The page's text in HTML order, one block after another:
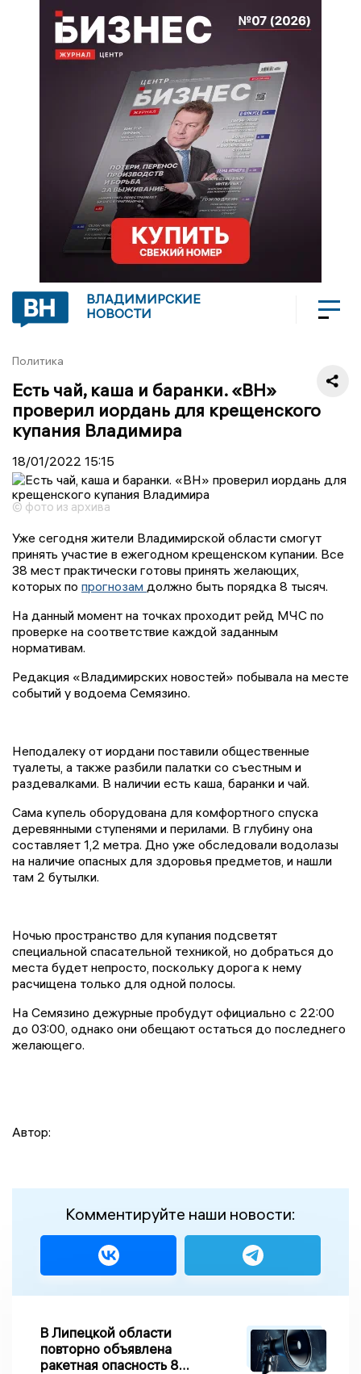
ВЛАДИМИРСКИЕ
НОВОСТИ
Политика
Есть чай, каша и баранки. «ВН»
проверил иордань для крещенского
купания Владимира
18/01/2022 15:15
© фото из архива
Уже сегодня жители Владимирской области смогут
принять участие в ежегодном крещенском купании. Все
38 мест практически готовы принять желающих,
которых по прогнозам должно быть порядка 8 тысяч.
На данный момент на точках проходит рейд МЧС по
проверке на соответствие каждой заданным
нормативам.
Редакция «Владимирских новостей» побывала на месте
событий у водоема Семязино.
Неподалеку от иордани поставили общественные
туалеты, а также разбили палатки со съестным и
раздевалками. В наличии есть каша, баранки и чай.
Сама купель оборудована для комфортного спуска
деревянными ступенями и перилами. В глубину она
составляет 1,2 метра. Дно уже обследовали водолазы
на наличие опасных для здоровья предметов, и нашли
там 2 бутылки.
Ночью пространство для купания подсветят
специальной спасательной техникой, но добраться до
места будет непросто, поскольку дорога к нему
расчищена только для одной полосы.
На Семязино дежурные пробудут официально с 22:00
до 03:00, однако они обещают остаться до последнего
желающего.
Автор:
Комментируйте наши новости:
В Липецкой области
повторно объявлена
ракетная опасность 8